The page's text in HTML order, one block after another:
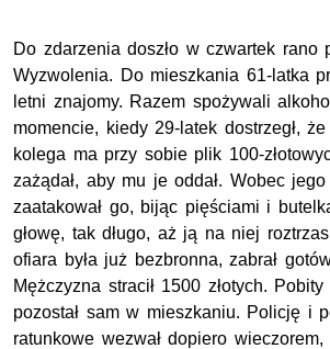
Do zdarzenia doszło w czwartek rano
Wyzwolenia. Do mieszkania 61-latka
letni znajomy. Razem spożywali
momencie, kiedy 29-latek dostrzegł,
kolega ma przy sobie plik 100-
zażądał, aby mu je oddał. Wobec
zaatakował go, bijąc pięściami i
głowę, tak długo, aż ją na niej
ofiara była już bezbronna, zabrał
Mężczyzna stracił 1500 złotych.
pozostał sam w mieszkaniu. Policję i
ratunkowe wezwał dopiero